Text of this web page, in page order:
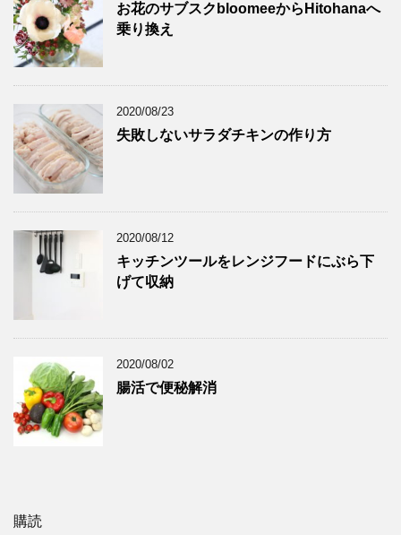
お花のサブスクbloomeeからHitohanaへ
乗り換え
2020/08/23
失敗しないサラダチキンの作り方
2020/08/12
キッチンツールをレンジフードにぶら下
げて収納
2020/08/02
腸活で便秘解消
購読